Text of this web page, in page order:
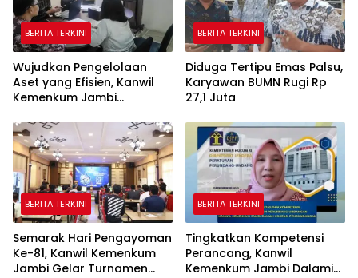
BERITA TERKINI
Wujudkan Pengelolaan
Aset yang Efisien, Kanwil
Kemenkum Jambi
Secara Transparan
BERITA TERKINI
Diduga Tertipu Emas Palsu,
Karyawan BUMN Rugi Rp
27,1 Juta
BERITA TERKINI
Semarak Hari Pengayoman
Ke-81, Kanwil Kemenkum
Jambi Gelar Turnamen
BERITA TERKINI
Tingkatkan Kompetensi
Perancang, Kanwil
Kemenkum Jambi Dalami